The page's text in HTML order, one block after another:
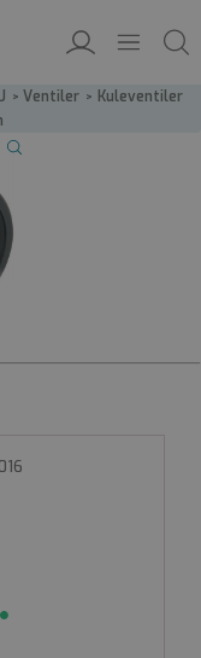
/ Ventiler / Kuleventiler
M1